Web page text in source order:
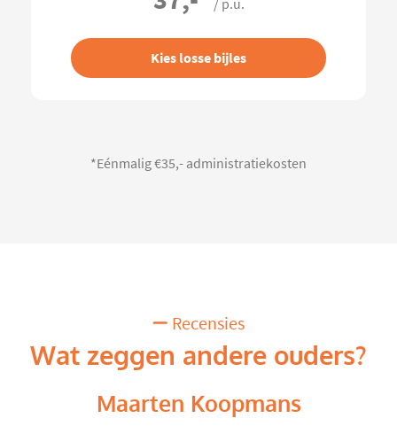
/ p.u.
Kies losse bijles
*Eénmalig €35,- administratiekosten
Recensies
Wat zeggen andere ouders?
Maarten Koopmans